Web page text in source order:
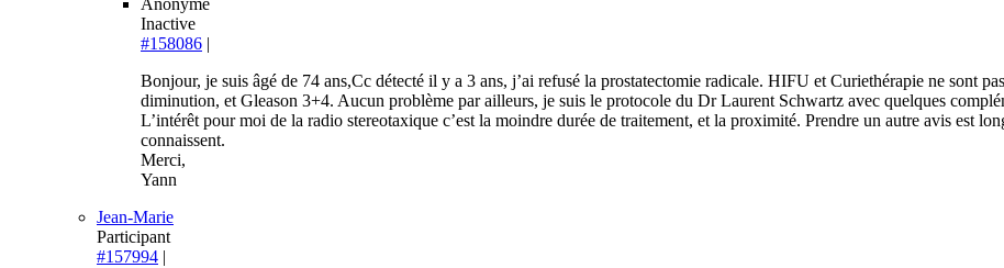
Anonyme
Inactive
#158086 |
Bonjour, je suis âgé de 74 ans,Cc détecté il y a 3 ans, j’ai refusé la prostatectomie radicale. HIFU et Curiethérapie ne sont
diminution, et Gleason 3+4. Aucun problème par ailleurs, je suis le protocole du Dr Laurent Schwartz avec quelques
L’intérêt pour moi de la radio stereotaxique c’est la moindre durée de traitement, et la proximité. Prendre un autre avis est
connaissent.
Merci,
Yann
Jean-Marie
Participant
#157994 |